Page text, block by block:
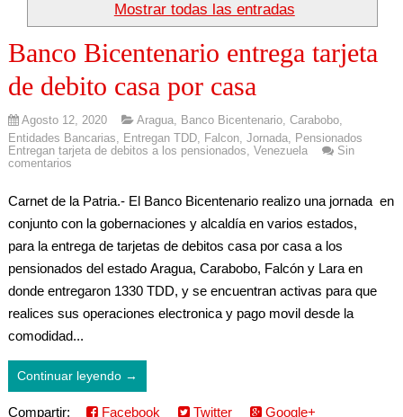
Mostrar todas las entradas
Banco Bicentenario entrega tarjeta
de debito casa por casa
Agosto 12, 2020 Aragua, Banco Bicentenario, Carabobo,
Entidades Bancarias
Entregan TDD, Falcon, Jornada, Pensionados
Entregan tarjeta de debitos a los pensionados Venezuela
Sin
comentarios
Carnet de la Patria.- El Banco Bicentenario realizo una jornada en
conjunto con la gobernaciones y alcaldía en varios estados,
para la entrega de tarjetas de debitos casa por casa a los
pensionados del estado Aragua, Carabobo, Falcón y Lara en
donde entregaron 1330 TDD, y se encuentran activas para que
realices sus operaciones electronica y pago movil desde la
comodidad...
Continuar leyendo →
Compartir: Facebook Twitter
Google+